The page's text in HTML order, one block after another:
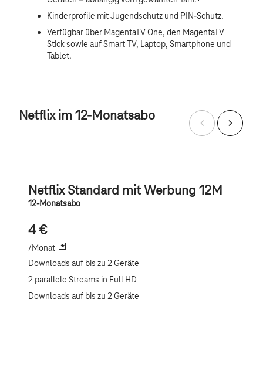
Kinderprofile mit Jugendschutz und PIN-Schutz.
Verfügbar über MagentaTV One, den MagentaTV
Stick sowie auf Smart TV, Laptop, Smartphone und
Tablet.
Netflix im 12-Monatsabo
Netflix Standard mit Werbung 12M
12-Monatsabo
4 €
/Monat *
Downloads auf bis zu 2 Geräte
2 parallele Streams in Full HD
Downloads auf bis zu 2 Geräte